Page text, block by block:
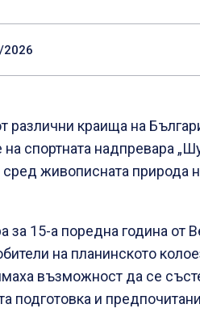
2026
различни краища на
спортната надпревара
живописната природа
за 15-а поредна година от
на планинското
възможност да се
подготовка и